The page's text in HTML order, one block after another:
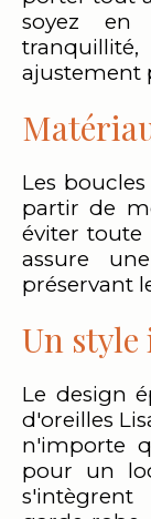
soyez en
ajustement
Les
partir de
éviter toute
assure
préservant
Un
Le design
d'oreilles
n'importe
pour un